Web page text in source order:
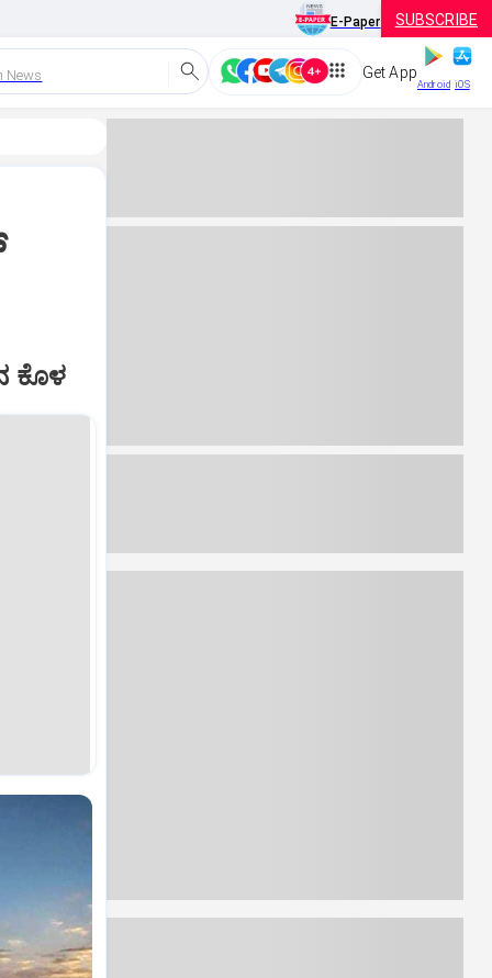
E-Paper SUBSCRIBE
News Get App
Android iOS
ಕೊಳ